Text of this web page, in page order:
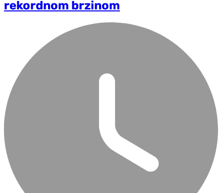
rekordnom brzinom